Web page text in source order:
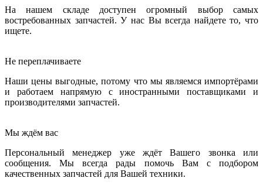
На нашем складе доступен огромный выбор самых
востребованных запчастей. У нас Вы всегда найдете то, что
ищете.
Не переплачиваете
Наши цены выгодные, потому что мы являемся импортёрами
и работаем напрямую с иностранными поставщиками и
производителями запчастей.
Мы ждём вас
Персональный менеджер уже ждёт Вашего звонка или
сообщения. Мы всегда рады помочь Вам с подбором
качественных запчастей для Вашей техники.